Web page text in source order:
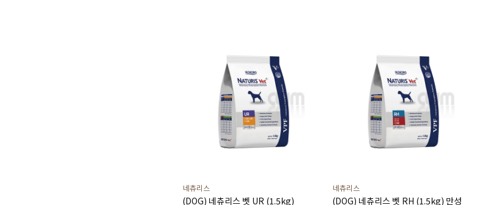
네츄리스
(DOG) 네츄리스 벳 UR (1.5kg)
네츄리스
(DOG) 네츄리스 벳 RH (1.5kg) 만성